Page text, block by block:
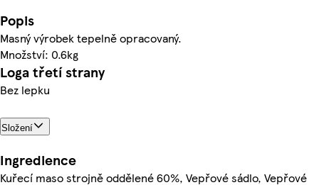
Popis
Masný výrobek tepelně opracovaný.
Množství: 0.6kg
Loga třetí strany
Bez lepku
Složení
Ingredience
Kuřecí maso strojně oddělené 60%, Vepřové sádlo, Vepřové